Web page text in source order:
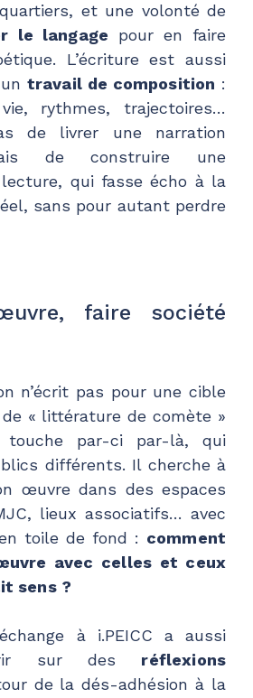
et une volonté de
le langage pour en faire
L’écriture est aussi
travail de composition :
rythmes, trajectoires…
de livrer une narration
de construire une
qui fasse écho à la
sans pour autant perdre
faire société
n’écrit pas pour une cible
« littérature de comète »
par-ci par-là, qui
différents. Il cherche à
œuvre dans des espaces
lieux associatifs… avec
toile de fond : comment
avec celles et ceux
sens ?
à i.PEICC a aussi
sur des réflexions
de la dés-adhésion à la